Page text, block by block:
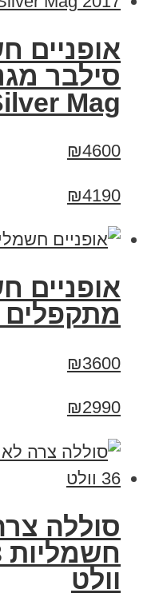
אופניים
Mag
₪4600
₪4190
‏אופניים
‏מתקפלים Stark Z200
₪3600
₪2990
סוללה
וולט